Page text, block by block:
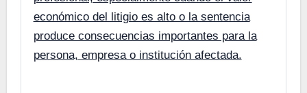
económico del litigio es alto o la sentencia
produce consecuencias importantes para la
persona, empresa o institución afectada.